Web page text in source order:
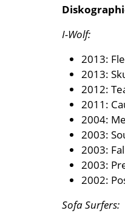
I-Wolf:
2013:
2013:
2012:
2011:
2004:
2003:
2003:
2003:
2002:
Sofa Surfers: